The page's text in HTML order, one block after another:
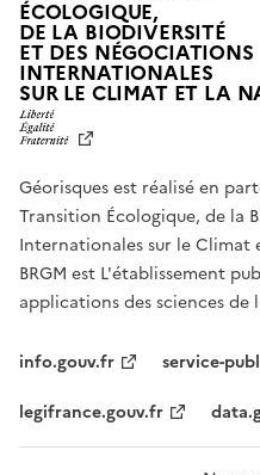
ÉCOLOGIQUE,
DE LA BIODIVERSITÉ
ET DES NÉGOCIATIONS
INTERNATIONALES
SUR LE CLIMAT ET LA
Géorisques est réalisé en
Transition Écologique, de la
Internationales sur le Climat
BRGM est L'établissement
applications des sciences de
info.gouv.fr
service-
legifrance.gouv.fr